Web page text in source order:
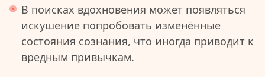
В поисках вдохновения может появляться
искушение попробовать изменённые
состояния сознания, что иногда приводит к
вредным привычкам.